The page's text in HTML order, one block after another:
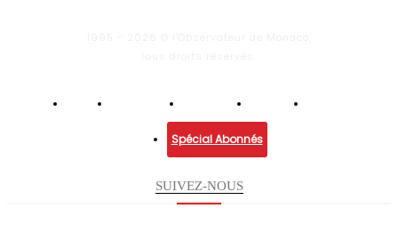
Spécial Abonnés
SUIVEZ-NOUS